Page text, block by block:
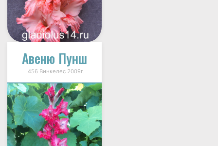
Авеню Пунш
456 Винкелес 2009г.